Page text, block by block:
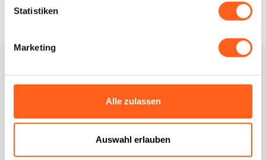
Statistiken
Marketing
Alle zulassen
Auswahl erlauben
Kontakte Cookie-Richtlinie